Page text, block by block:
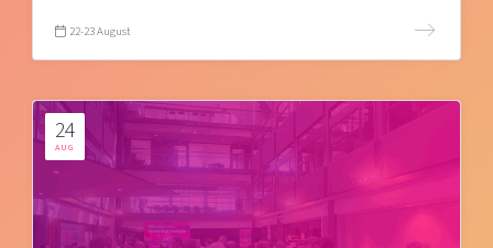
22-23 August
24
AUG